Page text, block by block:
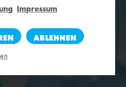
Impressum
ABLEHNEN